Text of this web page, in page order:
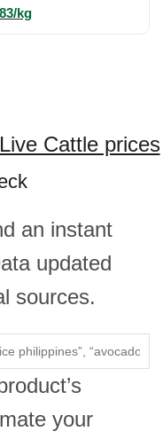
kg
Cattle prices
an instant
updated
sources.
your